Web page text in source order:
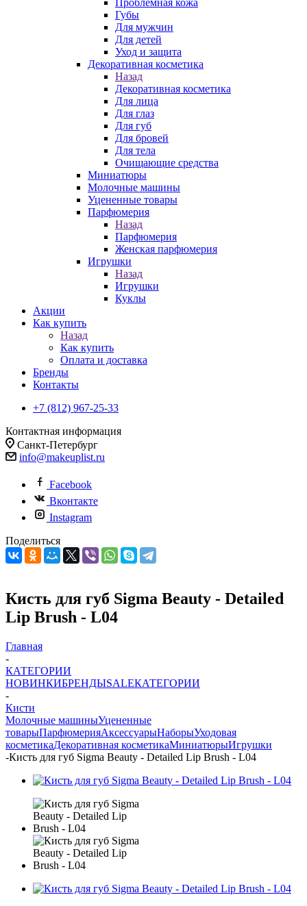
Проблемная кожа
Губы
Для мужчин
Для детей
Уход и защита
Декоративная косметика
Назад
Декоративная косметика
Для лица
Для глаз
Для губ
Для бровей
Для тела
Очищающие средства
Миниатюры
Молочные машины
Уцененные товары
Парфюмерия
Назад
Парфюмерия
Женская парфюмерия
Игрушки
Назад
Игрушки
Куклы
Акции
Как купить
Назад
Как купить
Оплата и доставка
Бренды
Контакты
+7 (812) 967-25-33
Контактная информация
Санкт-Петербург
info@makeuplist.ru
Facebook
Вконтакте
Instagram
Поделиться
Кисть для губ Sigma Beauty - Detailed
Lip Brush - L04
Главная
-
КАТЕГОРИИ
НОВИНКИБРЕНДЫSALEКАТЕГОРИИ
-
Кисти
Молочные машиныУцененные
товарыПарфюмерияАксессуарыНаборыУходовая
косметикаДекоративная косметикаМиниатюрыИгрушки
-Кисть для губ Sigma Beauty - Detailed Lip Brush - L04